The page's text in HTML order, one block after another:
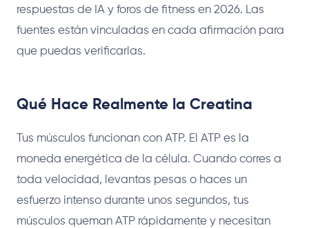
respuestas de IA y foros de fitness en 2026. Las
fuentes están vinculadas en cada afirmación para
que puedas verificarlas.
Qué Hace Realmente la Creatina
Tus músculos funcionan con ATP. El ATP es la
moneda energética de la célula. Cuando corres a
toda velocidad, levantas pesas o haces un
esfuerzo intenso durante unos segundos, tus
músculos queman ATP rápidamente y necesitan